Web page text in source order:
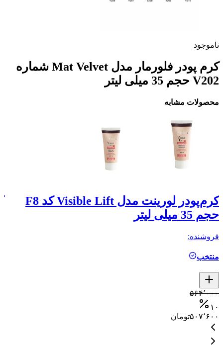
ناموجود
کرم پودر فلورمار مدل Mat Velvet شماره
V202 حجم 35 میلی لیتر
محصولات مشابه
کرم‌پودر لورینت مدل Visible Lift کد F8
حجم 35 میلی لیتر
فروشنده:
منتخب
۵۶۴٬۰۰۰
۱۰
۵۰۷٬۶۰۰تومان